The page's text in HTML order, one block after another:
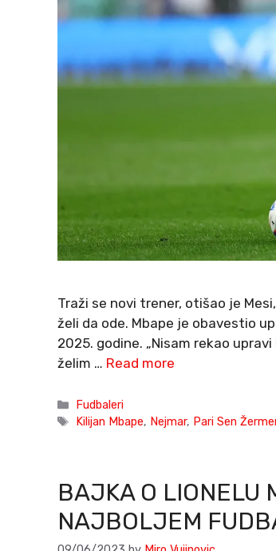
Traži se novi trener, otišao je
želi da ode. Mbape je obavestio
2025. godine. „Nisam rekao
želim … Read more
Categories
Fudbaleri
Tags
Kilijan Mbape, Nejmar, Pari Sen
BAJKA O LIONELU
NAJBOLJEM